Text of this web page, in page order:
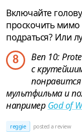
Включайте
проскочить мимо
подраться? Или
8
Ben 10:
с
мультфильма и
например God of
reggie posted a review